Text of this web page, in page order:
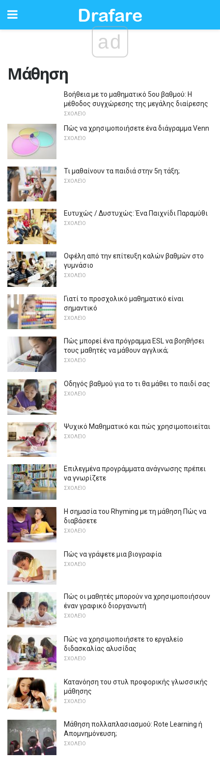
ad
Μάθηση
Βοήθεια με το μαθηματικό 5ου βαθμού: Η
μέθοδος συγχώρεσης της μεγάλης διαίρεσης
ΣΧΟΛΕΊΟ
Πώς να χρησιμοποιήσετε ένα διάγραμμα Venn
ΣΧΟΛΕΊΟ
Τι μαθαίνουν τα παιδιά στην 5η τάξη;
ΣΧΟΛΕΊΟ
Ευτυχώς / Δυστυχώς: Ένα Παιχνίδι Παραμύθι
ΣΧΟΛΕΊΟ
Οφέλη από την επίτευξη καλών βαθμών στο
γυμνάσιο
ΣΧΟΛΕΊΟ
Γιατί το προσχολικό μαθηματικό είναι
σημαντικό
ΣΧΟΛΕΊΟ
Πώς μπορεί ένα πρόγραμμα ESL να βοηθήσει
τους μαθητές να μάθουν αγγλικά;
ΣΧΟΛΕΊΟ
Οδηγός βαθμού για το τι θα μάθει το παιδί σας
ΣΧΟΛΕΊΟ
Ψυχικό Μαθηματικό και πώς χρησιμοποιείται
ΣΧΟΛΕΊΟ
Επιλεγμένα προγράμματα ανάγνωσης πρέπει
να γνωρίζετε
ΣΧΟΛΕΊΟ
Η σημασία του Rhyming με τη μάθηση Πώς να
διαβάσετε
ΣΧΟΛΕΊΟ
Πώς να γράψετε μια βιογραφία
ΣΧΟΛΕΊΟ
Πώς οι μαθητές μπορούν να χρησιμοποιήσουν
έναν γραφικό διοργανωτή
ΣΧΟΛΕΊΟ
Πώς να χρησιμοποιήσετε το εργαλείο
διδασκαλίας αλυσίδας
ΣΧΟΛΕΊΟ
Κατανόηση του στυλ προφορικής γλωσσικής
μάθησης
ΣΧΟΛΕΊΟ
Μάθηση πολλαπλασιασμού: Rote Learning ή
Απομνημόνευση;
ΣΧΟΛΕΊΟ